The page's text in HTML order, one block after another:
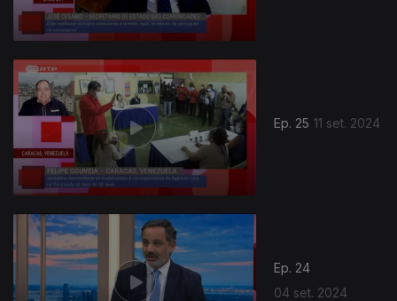
Ep. 25 11 set. 2024
Ep. 24
04 set. 2024